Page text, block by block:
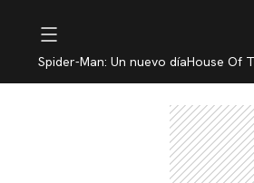
Spider-Man: Un nuevo díaHouse Of